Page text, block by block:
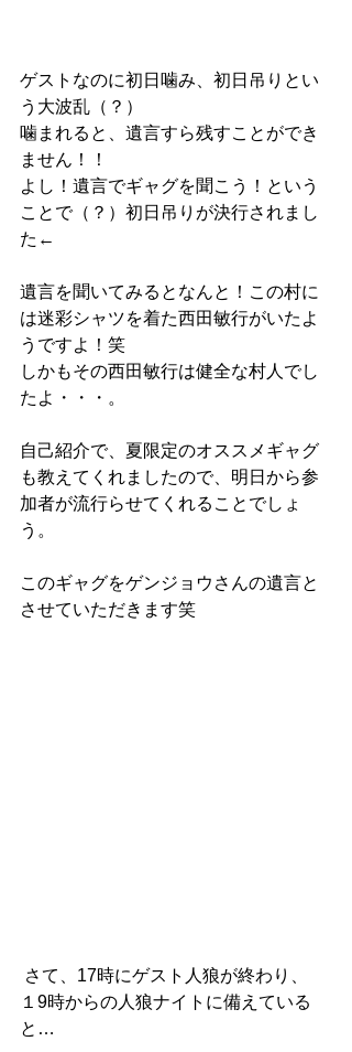
ゲストなのに初日噛み、初日吊りとい
う大波乱（？）
噛まれると、遺言すら残すことができ
ません！！
よし！遺言でギャグを聞こう！という
ことで（？）初日吊りが決行されまし
た←
遺言を聞いてみるとなんと！この村に
は迷彩シャツを着た西田敏行がいたよ
うですよ！笑
しかもその西田敏行は健全な村人でし
たよ・・・。
自己紹介で、夏限定のオススメギャグ
も教えてくれましたので、明日から参
加者が流行らせてくれることでしょ
う。
このギャグをゲンジョウさんの遺言と
させていただきます笑
さて、17時にゲスト人狼が終わり、
１9時からの人狼ナイトに備えている
と…